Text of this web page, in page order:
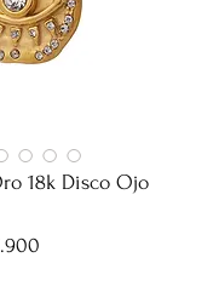
18k Disco Ojo